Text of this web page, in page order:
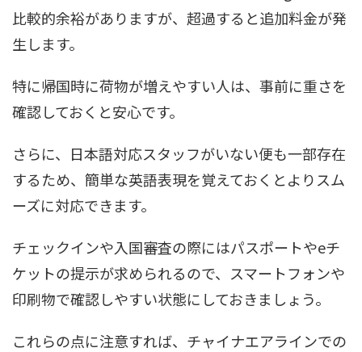
比較的余裕がありますが、超過すると追加料金が発
生します。
特に帰国時に荷物が増えやすい人は、事前に重さを
確認しておくと安心です。
さらに、日本語対応スタッフがいない便も一部存在
するため、簡単な英語表現を覚えておくとよりスム
ーズに対応できます。
チェックインや入国審査の際にはパスポートやeチ
ケットの提示が求められるので、スマートフォンや
印刷物で確認しやすい状態にしておきましょう。
これらの点に注意すれば、チャイナエアラインでの